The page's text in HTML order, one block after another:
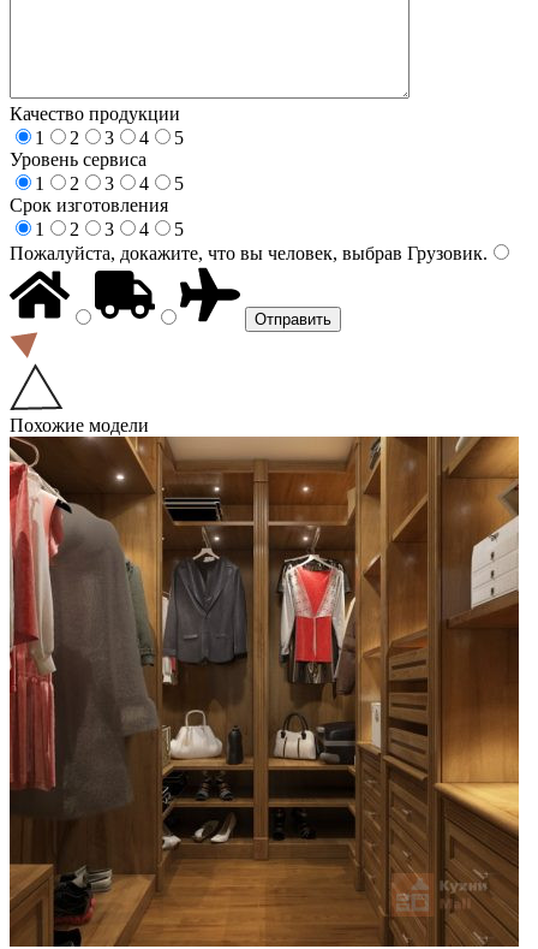
Качество продукции
1
2 3 4
5
Уровень сервиса
1
2 3 4
5
Срок изготовления
1
2 3 4
5
Пожалуйста, докажите, что вы человек, выбрав Грузовик.
Похожие модели